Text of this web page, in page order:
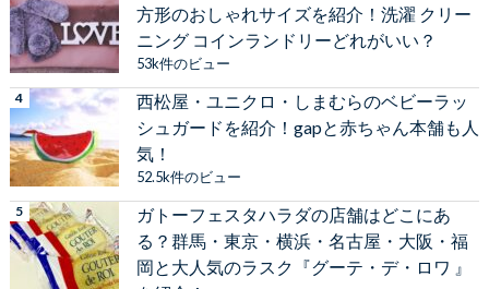
方形のおしゃれサイズを紹介！洗濯 クリー
ニング コインランドリーどれがいい？
53k件のビュー
西松屋・ユニクロ・しまむらのベビーラッ
シュガードを紹介！gapと赤ちゃん本舗も人
気！
52.5k件のビュー
ガトーフェスタハラダの店舗はどこにあ
る？群馬・東京・横浜・名古屋・大阪・福
岡と大人気のラスク『グーテ・デ・ロワ 』